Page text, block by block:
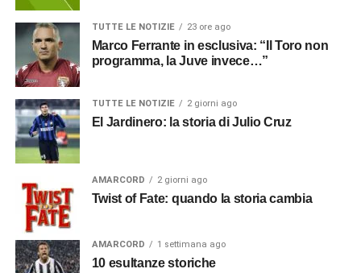
TUTTE LE NOTIZIE 23 ore ago
Marco Ferrante in esclusiva: “Il Toro non
programma, la Juve invece…”
TUTTE LE NOTIZIE 2 giorni ago
El Jardinero: la storia di Julio Cruz
AMARCORD 2 giorni ago
Twist of Fate: quando la storia cambia
AMARCORD 1 settimana ago
10 esultanze storiche